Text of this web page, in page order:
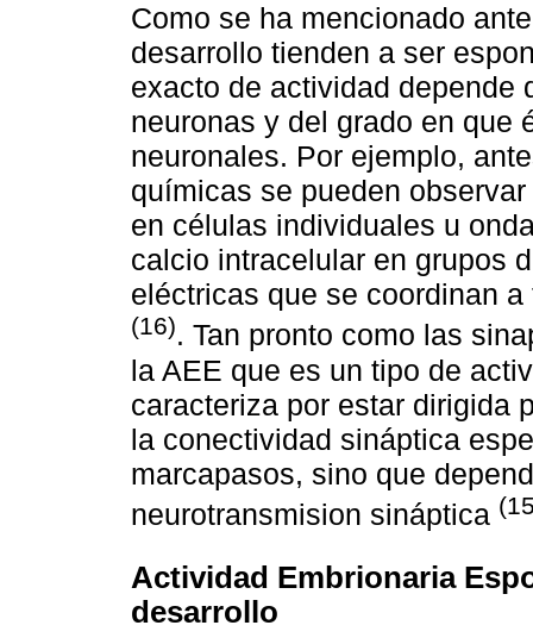
Como se ha mencionado
desarrollo tienden a ser
exacto de actividad depende
neuronas y del grado en que
neuronales. Por ejemplo,
químicas se pueden
en células individuales u
calcio intracelular en grupos
eléctricas que se coordinan
(16). Tan pronto como las
la AEE que es un tipo de
caracteriza por estar dirigida
la conectividad sináptica
marcapasos, sino que
neurotransmision sináptica
Actividad Embrionaria
desarrollo